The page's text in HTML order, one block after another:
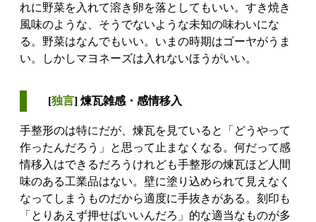
れに野菜を入れて溶き卵を落としてもいい。すき焼き
風味のような、そうでないような未知の味わいにな
る。野菜はなんでもいい。いまの時期はゴーヤがうま
い。しかしマヨネーズは入れないほうがいい。
[独言] 煉瓦雑感・感情移入
手整形のは特にだが、煉瓦を見ていると「どうやって
作ったんだろう」と思って止まなくなる。何だって感
情移入はできるだろうけれども手整形の煉瓦ほど人間
味のある工業品はない。壁に塗り込められて見えなく
なってしまうものだから適度に手抜きがある。刻印も
「とりあえず押せばいいんだろ」的な適当なものが多